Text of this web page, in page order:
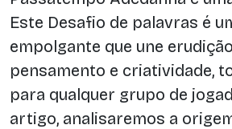
Este Desafio de palavras é
empolgante que une
pensamento e criatividade,
para qualquer grupo de
artigo, analisaremos a